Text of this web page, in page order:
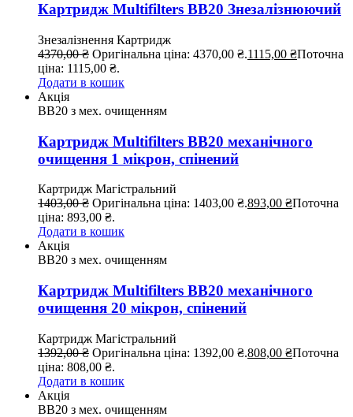
Картридж Multifilters BB20 Знезалізнюючий
Знезалізнення Картридж
4370,00₴ Оригінальна ціна: 4370,00 ₴.1115,00 ₴Поточна
ціна: 1115,00 ₴.
Додати в кошик
Акція
ВВ20 з мех. очищенням
Картридж Multifilters BB20 механічного
очищення 1 мікрон, спінений
Картридж Магістральний
1403,00₴ Оригінальна ціна: 1403,00 ₴.893,00 ₴Поточна
ціна: 893,00 ₴.
Додати в кошик
Акція
ВВ20 з мех. очищенням
Картридж Multifilters BB20 механічного
очищення 20 мікрон, спінений
Картридж Магістральний
1392,00₴ Оригінальна ціна: 1392,00 ₴.808,00 ₴Поточна
ціна: 808,00 ₴.
Додати в кошик
Акція
ВВ20 з мех. очищенням